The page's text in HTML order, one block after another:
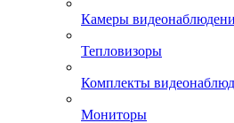
Камеры
Тепловизоры
Комплекты
Мониторы